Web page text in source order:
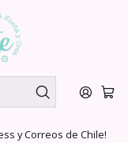
y Correos de Chile!